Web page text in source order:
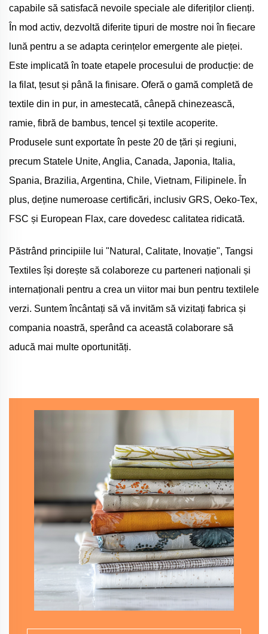
capabile să satisfacă nevoile speciale ale diferiților clienți.
În mod activ, dezvoltă diferite tipuri de mostre noi în fiecare
lună pentru a se adapta cerințelor emergente ale pieței.
Este implicată în toate etapele procesului de producție: de
la filat, țesut și până la finisare. Oferă o gamă completă de
textile din in pur, in amestecată, cânepă chinezească,
ramie, fibră de bambus, tencel și textile acoperite.
Produsele sunt exportate în peste 20 de țări și regiuni,
precum Statele Unite, Anglia, Canada, Japonia, Italia,
Spania, Brazilia, Argentina, Chile, Vietnam, Filipinele. În
plus, deține numeroase certificări, inclusiv GRS, Oeko-Tex,
FSC și European Flax, care dovedesc calitatea ridicată.
Păstrând principiile lui "Natural, Calitate, Inovație", Tangsi
Textiles își dorește să colaboreze cu parteneri naționali și
internaționali pentru a crea un viitor mai bun pentru textilele
verzi. Suntem încântați să vă invităm să vizitați fabrica și
compania noastră, sperând ca această colaborare să
aducă mai multe oportunități.